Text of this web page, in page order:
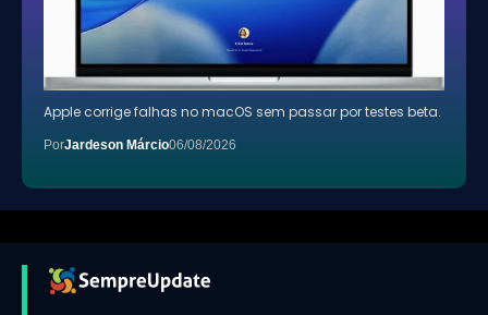
Apple corrige falhas no macOS sem passar por testes beta.
PorJardeson Márcio06/08/2026